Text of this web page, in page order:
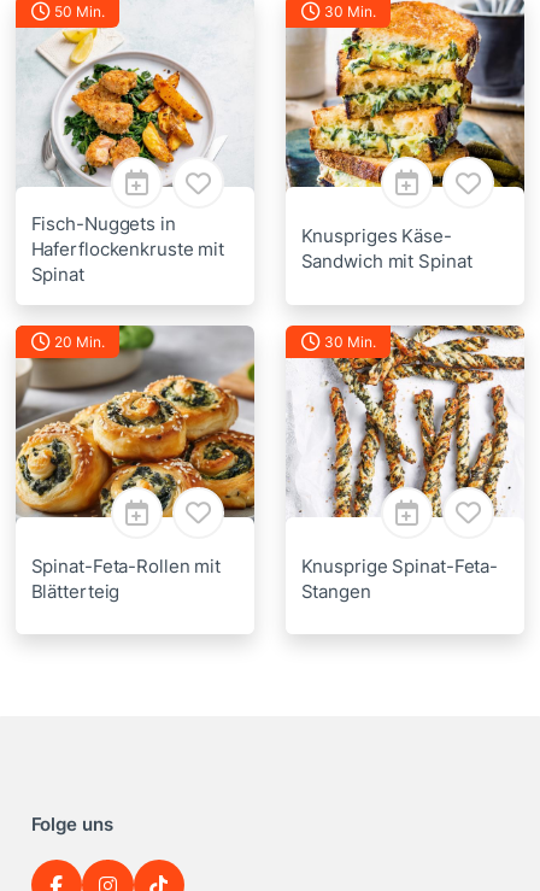
50 Min.
Fisch-Nuggets in
Haferflockenkruste mit
Spinat
30 Min.
Knuspriges Käse-
Sandwich mit Spinat
20 Min.
Spinat-Feta-Rollen mit
Blätterteig
30 Min.
Knusprige Spinat-Feta-
Stangen
Folge uns